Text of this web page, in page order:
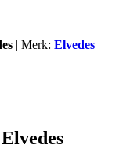
| Merk: Elvedes